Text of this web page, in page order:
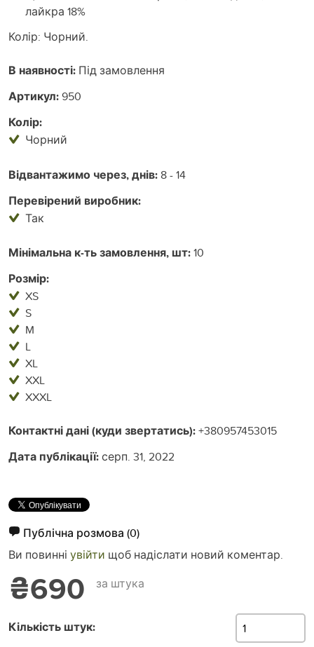
лайкра 18%
Колір: Чорний.
В наявності: Під замовлення
Артикул:950
Колір:
Чорний
Відвантажимо через, днів: 8 - 14
Перевірений виробник:
Так
Мінімальна к-ть замовлення, шт:10
Розмір:
XS
S
M
L
XL
XXL
XXXL
Контактні дані (куди звертатись):+380957453015
Дата публікації:серп. 31, 2022
Публічна розмова (0)
Ви повинні увійти щоб надіслати новий коментар.
₴690 за штука
Кількість штук: